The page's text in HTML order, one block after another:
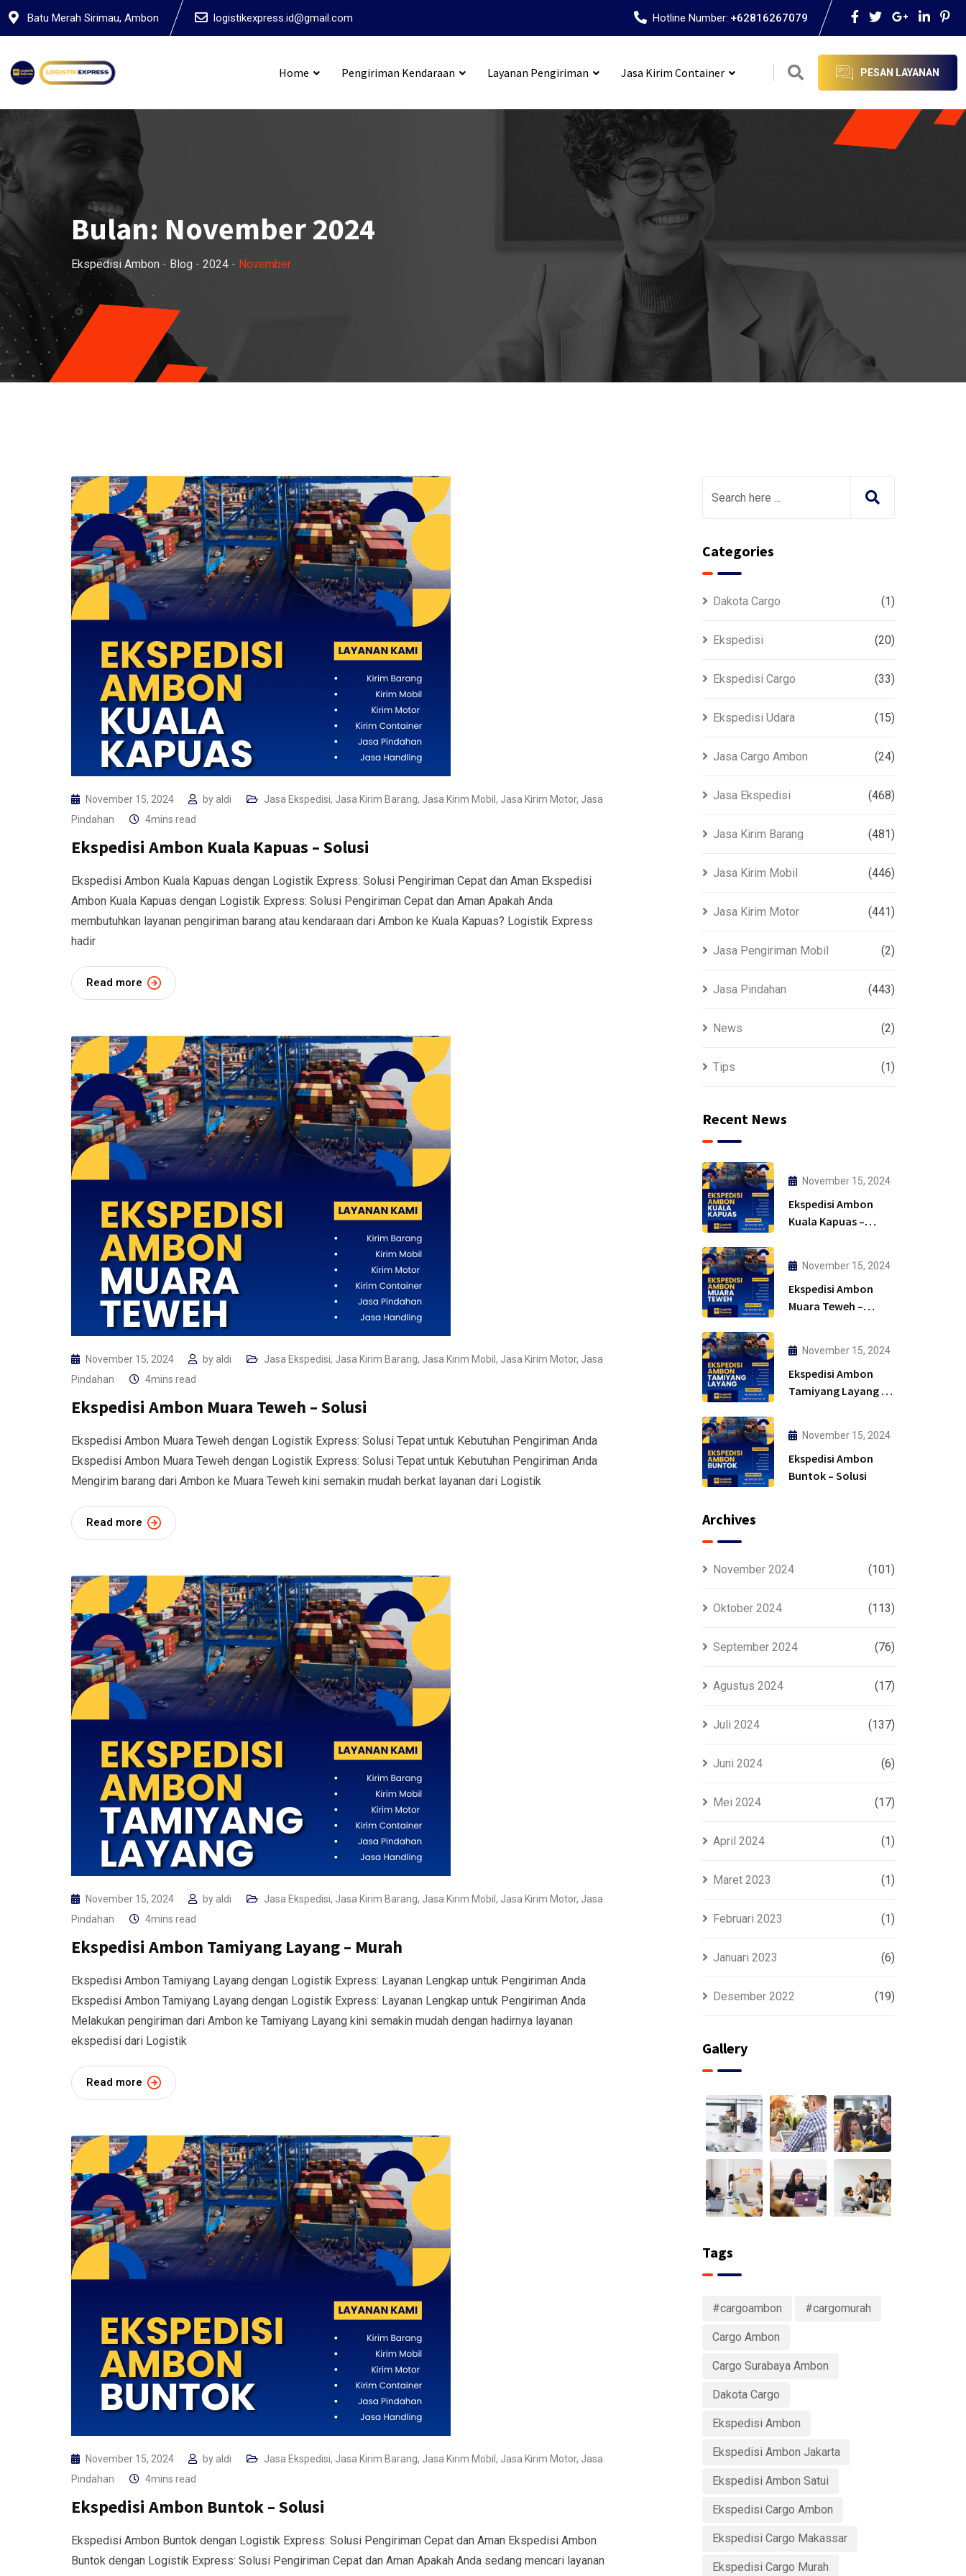
Skip
Batu Merah Sirimau, Ambon logistikexpress.id@gmail.com Hotline Number: +62816267079
Home Pengiriman Kendaraan Layanan Pengiriman Jasa Kirim Container PESAN LAYANAN
Bulan: November 2024
Ekspedisi Ambon - Blog - 2024 - November
November 15, 2024 by aldi Jasa Ekspedisi, Jasa Kirim Barang, Jasa Kirim Mobil , Jasa Kirim Motor, Jasa
Pindahan
4mins read
Ekspedisi Ambon Kuala Kapuas – Solusi
Ekspedisi Ambon Kuala Kapuas dengan Logistik Express: Solusi Pengiriman Cepat dan Aman Ekspedisi
Ambon Kuala Kapuas dengan Logistik Express: Solusi Pengiriman Cepat dan Aman Apakah Anda
membutuhkan layanan pengiriman barang atau kendaraan dari Ambon ke Kuala Kapuas? Logistik Express
hadir
Read more
November 15, 2024 by aldi Jasa Ekspedisi, Jasa Kirim Barang, Jasa Kirim Mobil , Jasa Kirim Motor, Jasa
Pindahan
4mins read
Ekspedisi Ambon Muara Teweh – Solusi
Ekspedisi Ambon Muara Teweh dengan Logistik Express: Solusi Tepat untuk Kebutuhan Pengiriman Anda
Ekspedisi Ambon Muara Teweh dengan Logistik Express: Solusi Tepat untuk Kebutuhan Pengiriman Anda
Mengirim barang dari Ambon ke Muara Teweh kini semakin mudah berkat layanan dari Logistik
Read more
November 15, 2024 by aldi Jasa Ekspedisi, Jasa Kirim Barang, Jasa Kirim Mobil , Jasa Kirim Motor, Jasa
Pindahan
4mins read
Ekspedisi Ambon Tamiyang Layang – Murah
Ekspedisi Ambon Tamiyang Layang dengan Logistik Express: Layanan Lengkap untuk Pengiriman Anda
Ekspedisi Ambon Tamiyang Layang dengan Logistik Express: Layanan Lengkap untuk Pengiriman Anda
Melakukan pengiriman dari Ambon ke Tamiyang Layang kini semakin mudah dengan hadirnya layanan
ekspedisi dari Logistik
Read more
November 15, 2024 by aldi Jasa Ekspedisi, Jasa Kirim Barang, Jasa Kirim Mobil , Jasa Kirim Motor, Jasa
Pindahan
4mins read
Ekspedisi Ambon Buntok – Solusi
Ekspedisi Ambon Buntok dengan Logistik Express: Solusi Pengiriman Cepat dan Aman Ekspedisi Ambon
Buntok dengan Logistik Express: Solusi Pengiriman Cepat dan Aman Apakah Anda sedang mencari layanan
Categories
Dakota Cargo (1)
Ekspedisi (20)
Ekspedisi Cargo (33)
Ekspedisi Udara (15)
Jasa Cargo Ambon (24)
Jasa Ekspedisi (468)
Jasa Kirim Barang (481)
Jasa Kirim Mobil (446)
Jasa Kirim Motor (441)
Jasa Pengiriman Mobil (2)
Jasa Pindahan (443)
News (2)
Tips (1)
Recent News
November 15, 2024
Ekspedisi Ambon
Kuala Kapuas –
November 15, 2024
Ekspedisi Ambon
Muara Teweh –
November 15, 2024
Ekspedisi Ambon
Tamiyang Layang –
November 15, 2024
Ekspedisi Ambon
Buntok – Solusi
Archives
November 2024 (101)
Oktober 2024 (113)
September 2024 (76)
Agustus 2024 (17)
Juli 2024 (137)
Juni 2024 (6)
Mei 2024 (17)
April 2024 (1)
Maret 2023 (1)
Februari 2023 (1)
Januari 2023 (6)
Desember 2022 (19)
Gallery
Tags
#cargoambon #cargomurah
Cargo Ambon
Cargo Surabaya Ambon
Dakota Cargo
Ekspedisi Ambon
Ekspedisi Ambon Jakarta
Ekspedisi Ambon Satui
Ekspedisi Cargo Ambon
Ekspedisi Cargo Makassar
Ekspedisi Cargo Murah